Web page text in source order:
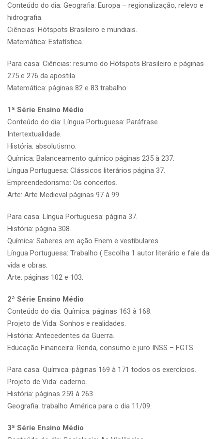
Conteúdo do dia: Geografia: Europa – regionalização, relevo e
hidrografia.
Ciências: Hótspots Brasileiro e mundiais.
Matemática: Estatística.
Para casa: Ciências: resumo do Hótspots Brasileiro e páginas
275 e 276 da apostila.
Matemática: páginas 82 e 83 trabalho.
1ª Série Ensino Médio
Conteúdo do dia: Língua Portuguesa: Paráfrase
Intertextualidade.
História: absolutismo.
Química: Balanceamento químico páginas 235 à 237.
Língua Portuguesa: Clássicos literários página 37.
Empreendedorismo: Os conceitos.
Arte: Arte Medieval páginas 97 à 99.
Para casa: Língua Portuguesa: página 37.
História: página 308.
Química: Saberes em ação Enem e vestibulares.
Língua Portuguesa: Trabalho ( Escolha 1 autor literário e fale da
vida e obras.
Arte: páginas 102 e 103.
2ª Série Ensino Médio
Conteúdo do dia: Química: páginas 163 à 168.
Projeto de Vida: Sonhos e realidades.
História: Antecedentes da Guerra.
Educação Financeira: Renda, consumo e juro INSS – FGTS.
Para casa: Química: páginas 169 à 171 todos os exercícios.
Projeto de Vida: caderno.
História: páginas 259 à 263.
Geografia: trabalho América para o dia 11/09.
3ª Série Ensino Médio